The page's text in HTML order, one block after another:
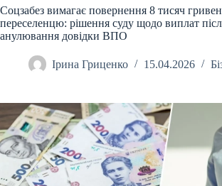
Соцзабез вимагає повернення 8 тисяч
переселенцю: рішення суду щодо виплат
анулювання довідки ВПО
Ірина Гриценко 15.04.2026